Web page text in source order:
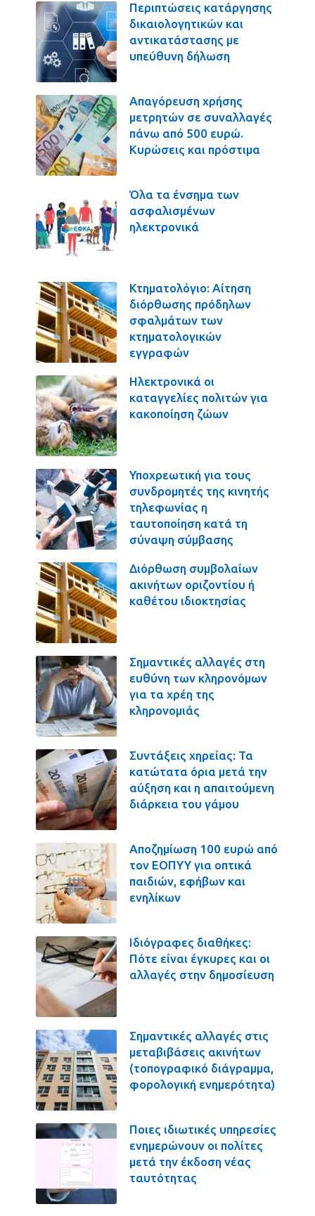
Περιπτώσεις κατάργησης
δικαιολογητικών και
αντικατάστασης με
υπεύθυνη δήλωση
Απαγόρευση χρήσης
μετρητών σε συναλλαγές
πάνω από 500 ευρώ.
Κυρώσεις και πρόστιμα
Όλα τα ένσημα των
ασφαλισμένων
ηλεκτρονικά
Κτηματολόγιο: Αίτηση
διόρθωσης πρόδηλων
σφαλμάτων των
κτηματολογικών
εγγραφών
Ηλεκτρονικά οι
καταγγελίες πολιτών για
κακοποίηση ζώων
Υποχρεωτική για τους
συνδρομητές της κινητής
τηλεφωνίας η
ταυτοποίηση κατά τη
σύναψη σύμβασης
Διόρθωση συμβολαίων
ακινήτων οριζοντίου ή
καθέτου ιδιοκτησίας
Σημαντικές αλλαγές στη
ευθύνη των κληρονόμων
για τα χρέη της
κληρονομιάς
Συντάξεις χηρείας: Τα
κατώτατα όρια μετά την
αύξηση και η απαιτούμενη
διάρκεια του γάμου
Αποζημίωση 100 ευρώ από
τον ΕΟΠΥΥ για οπτικά
παιδιών, εφήβων και
ενηλίκων
Ιδιόγραφες διαθήκες:
Πότε είναι έγκυρες και οι
αλλαγές στην δημοσίευση
Σημαντικές αλλαγές στις
μεταβιβάσεις ακινήτων
(τοπογραφικό διάγραμμα,
φορολογική ενημερότητα)
Ποιες ιδιωτικές υπηρεσίες
ενημερώνουν οι πολίτες
μετά την έκδοση νέας
ταυτότητας